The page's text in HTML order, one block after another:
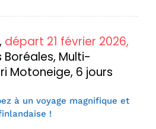
départ 21 février 2026,
Boréales, Multi-
Motoneige, 6 jours
à un voyage magnifique et
!